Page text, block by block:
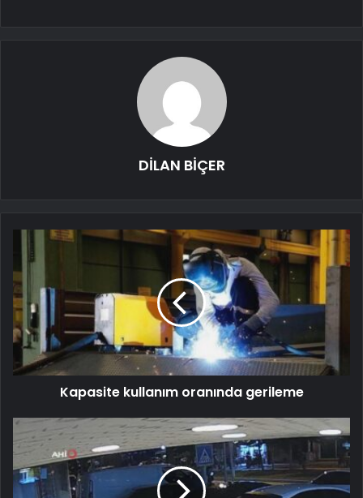
DİLAN BİÇER
Kapasite kullanım oranında gerileme